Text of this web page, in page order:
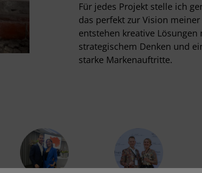
Für jedes Projekt stelle ich
das perfekt zur Vision
entstehen kreative
strategischem Denken und
starke Markenauftritte.